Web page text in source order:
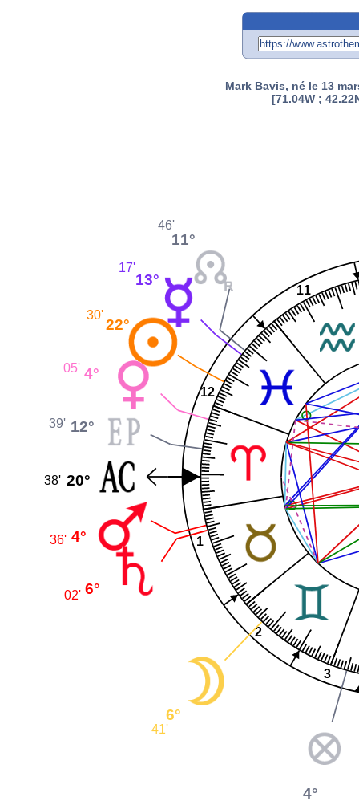
Mark Bavis, né le 13
[71.04W ;
1
2
3
11
12
11°
46'
13°
17'
22°
30'
4°
05'
12°
39'
20°
38'
4°
36'
6°
02'
6°
41'
4°